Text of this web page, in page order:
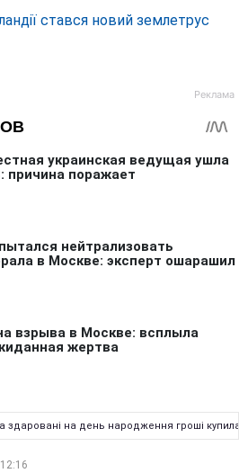
стався новий землетрус
здаровані на день народження гроші